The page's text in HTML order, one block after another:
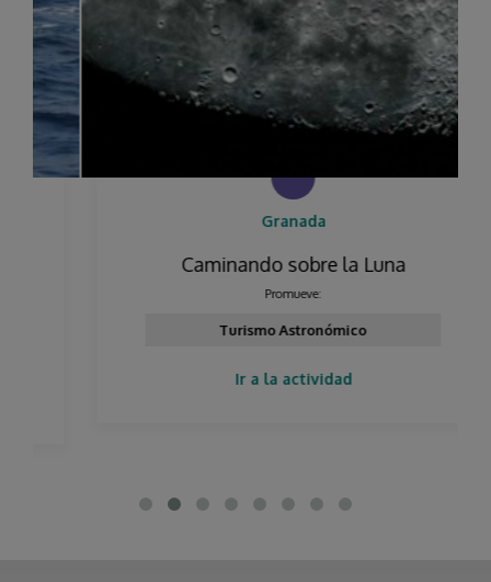
Granada
Caminando sobre la Luna
Promueve:
Turismo Astronómico
Ir a la actividad